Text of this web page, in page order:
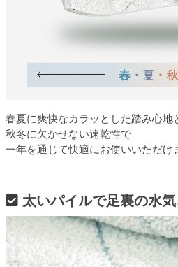
春夏に爽快なカラッとした踏み心地
秋冬に欠かせない速乾性で
一年を通じて快適にお使いいただけ
太いパイルで足裏の水気